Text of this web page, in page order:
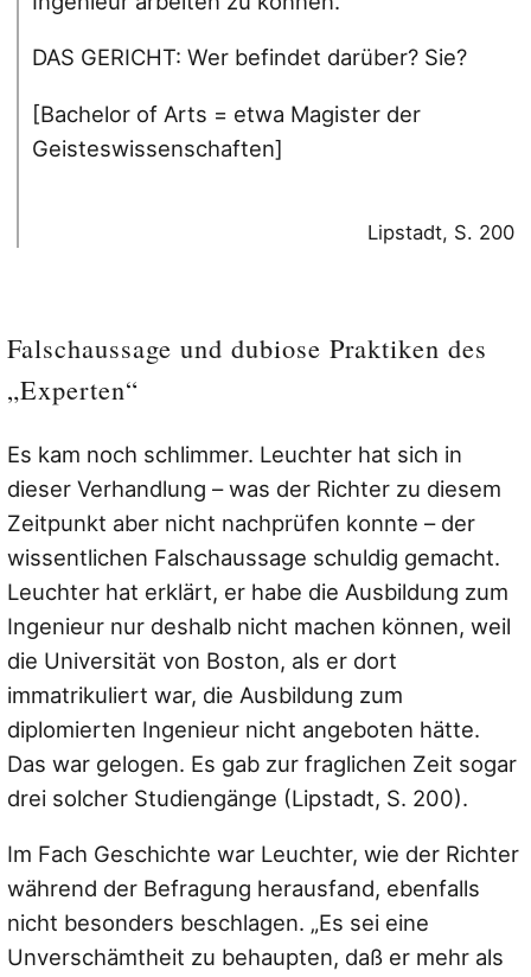
DAS GERICHT: Wer befindet darüber? Sie?
[Bachelor of Arts = etwa Magister der
Geisteswissenschaften]
Lipstadt, S. 200
Falschaussage und dubiose Praktiken des
„Experten“
Es kam noch schlimmer. Leuchter hat sich in
dieser Verhandlung – was der Richter zu diesem
Zeitpunkt aber nicht nachprüfen konnte – der
wissentlichen Falschaussage schuldig gemacht.
Leuchter hat erklärt, er habe die Ausbildung zum
Ingenieur nur deshalb nicht machen können, weil
die Universität von Boston, als er dort
immatrikuliert war, die Ausbildung zum
diplomierten Ingenieur nicht angeboten hätte.
Das war gelogen. Es gab zur fraglichen Zeit sogar
drei solcher Studiengänge (Lipstadt, S. 200).
Im Fach Geschichte war Leuchter, wie der Richter
während der Befragung herausfand, ebenfalls
nicht besonders beschlagen. „Es sei eine
Unverschämtheit zu behaupten, daß er mehr als